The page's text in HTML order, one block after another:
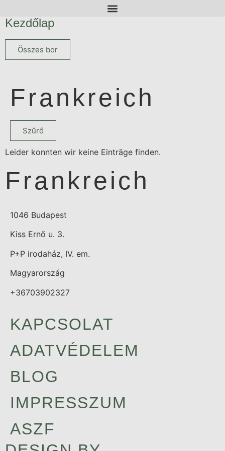
Kezdőlap
Összes bor
Frankreich
Szűrő
Leider konnten wir keine Einträge finden.
Frankreich
1046 Budapest
Kiss Ernő u. 3.
P+P irodaház, IV. em.
Magyarország
+36703902327
KAPCSOLAT
ADATVÉDELEM
BLOG
IMPRESSZUM
ASZF